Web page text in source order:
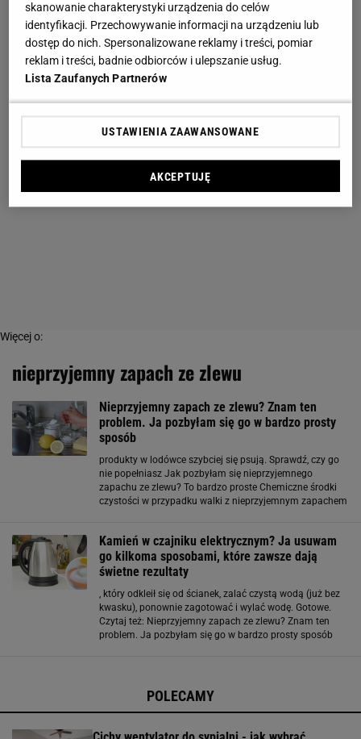
Więcej o:
nieprzyjemny zapach ze zlewu
Nieprzyjemny zapach ze zlewu? Znam ten
problem. Ja pozbyłam się go w bardzo prosty
sposób
produkty w lodówce szybciej się psują. Sprawdź, czy go
nie popełniasz Jak pozbyłam się nieprzyjemnego
zapachu ze zlewu? To bardzo proste Chemiczne środki
czystości w przypadku walki z nieprzyjemnym zapachem
Kamień w czajniku elektrycznym? Ja usuwam
go kilkoma sposobami, które zawsze dają
świetne rezultaty
, który odkleił się od ścianek, zalać czystą wodą (już bez
kwasku), ponownie zagotować i wylać wodę. Gotowe.
Czytaj też: Nieprzyjemny zapach ze zlewu? Znam ten
problem. Ja pozbyłam się go w bardzo prosty sposób
POLECAMY
skanowanie charakterystyki urządzenia do celów
identyfikacji. Przechowywanie informacji na urządzeniu lub
dostęp do nich. Spersonalizowane reklamy i treści, pomiar
reklam i treści, badnie odbiorców i ulepszanie usług.
Lista Zaufanych Partnerów
USTAWIENIA ZAAWANSOWANE
AKCEPTUJĘ